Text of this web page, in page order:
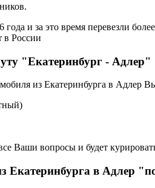
и за это время перевезли
в России
"Екатеринбург - Адлер"
из Екатеринбурга в Адлер
Ваши вопросы и будет
Екатеринбурга в Адлер